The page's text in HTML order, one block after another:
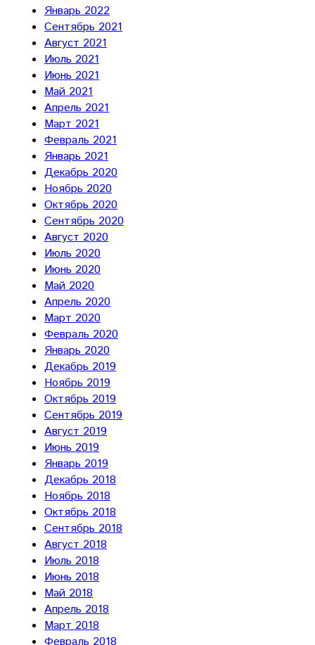
Январь 2022
Сентябрь 2021
Август 2021
Июль 2021
Июнь 2021
Май 2021
Апрель 2021
Март 2021
Февраль 2021
Январь 2021
Декабрь 2020
Ноябрь 2020
Октябрь 2020
Сентябрь 2020
Август 2020
Июль 2020
Июнь 2020
Май 2020
Апрель 2020
Март 2020
Февраль 2020
Январь 2020
Декабрь 2019
Ноябрь 2019
Октябрь 2019
Сентябрь 2019
Август 2019
Июнь 2019
Январь 2019
Декабрь 2018
Ноябрь 2018
Октябрь 2018
Сентябрь 2018
Август 2018
Июль 2018
Июнь 2018
Май 2018
Апрель 2018
Март 2018